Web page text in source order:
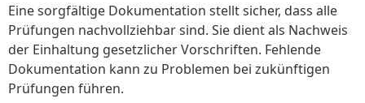
Eine sorgfältige Dokumentation stellt sicher, dass alle
Prüfungen nachvollziehbar sind. Sie dient als Nachweis
der Einhaltung gesetzlicher Vorschriften. Fehlende
Dokumentation kann zu Problemen bei zukünftigen
Prüfungen führen.